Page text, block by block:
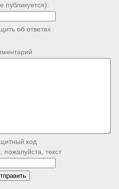
публикуется):
об ответах
текст